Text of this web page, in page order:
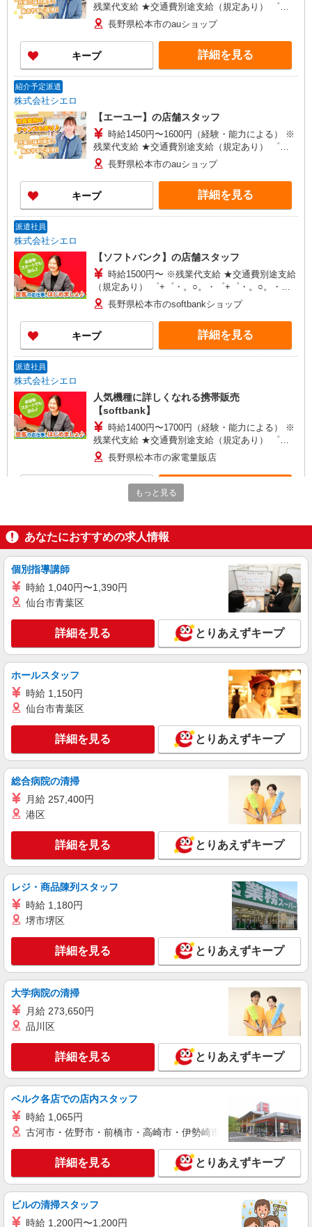
残業代支給 ★交通費別途支給（規定あり） ゜
+゜・。○。・゜+゜・。○。・゜+゜ 入社祝い金10
万円支給(規定有) お友達を紹介頂くと, インセンテ
ィブ支給(規定有) ★月2回払い・週払い可能（規程
有）★ ゜・。○。・゜+゜・。○。・゜+゜
長野県松本市のauショップ
キープ 詳細を見る
紹介予定派遣
株式会社シエロ
【エーユー】の店舗スタッフ
時給1450円〜1600円（経験・能力による） ※
残業代支給 ★交通費別途支給（規定あり） ゜
+゜・。○。・゜+゜・。○。・゜+゜ 入社祝い金10
万円支給(規定有) お友達を紹介頂くと, インセンテ
ィブ支給(規定有) ★月2回払い・週払い可能（規程
有）★ ゜・。○。・゜+゜・。○。・゜+゜
長野県松本市のauショップ
キープ 詳細を見る
派遣社員
株式会社シエロ
【ソフトバンク】の店舗スタッフ
時給1500円〜 ※残業代支給 ★交通費別途支給
（規定あり） ゜+゜・。○。・゜+゜・。○。・゜
+゜ 入社祝い金10万円支給(規定有) お友達を紹介
頂くと, インセンティブ支給(規定有) ★月2回払
い・週払い可能（規程有）★ ゜・。○。・゜
+゜・。○。・゜+゜
長野県松本市のsoftbankショップ
キープ 詳細を見る
派遣社員
株式会社シエロ
人気機種に詳しくなれる携帯販売
【softbank】
時給1400円〜1700円（経験・能力による） ※
残業代支給 ★交通費別途支給（規定あり） ゜
+゜・。○。・゜+゜・。○。・゜+゜ 入社祝い金10
万円支給(規定有) お友達を紹介頂くと, インセンテ
ィブ支給(規定有) ★月2回払い・週払い可能（規程
有）★ ゜・。○。・゜+゜・。○。・゜+゜
長野県松本市の家電量販店
株式会社シエロ
【softbank】人気機種に詳しくなれる携帯販
時給1500円〜 ※残業代支給 ★交通費別途支給
（規定あり） ゜+゜・。○。・゜+゜・。○。・゜
+゜ 入社祝い金10万円支給(規定有) お友達を紹介
頂くと, インセンティブ支給(規定有) ★月2回払
い・週払い可能（規程有）★ ゜・。○。・゜
+゜・。○。・゜+゜
長野県松本市のsoftbankショップ
キープ 詳細を見る
派遣社員
株式会社シエロ
月給259000円 ※残業手当別途支給 ※研修期間
6か月・時給1500円〜 ★交通費別途支給（規定あ
り） ゜+゜・。○。・゜+゜・。○。・゜+゜ 入社
祝い金10万円支給(規定有) お友達を紹介頂くと, イ
ンセンティブ支給(規定有) ゜・。○。・゜+゜・。
長野県松本市の家電量販店
キープ 詳細を見る
紹介予定派遣
スマホ携帯販売【ワイモバイル】
時給1400円〜1700円（経験・能力による） ※
残業代支給 ★交通費別途支給（規定あり） ゜
+゜・。○。・゜+゜・。○。・゜+゜ 入社祝い金10
有）★ ゜・。○。・゜+゜・。○。・゜+゜
長野県松本市の家電量販店
詳細を見る
紹介予定派遣
株式会社シエロ
人気機種に詳しくなれる携帯販売【楽天モバイ
時給1700円〜1800円（経験・能力による） ※
残業代支給 ★交通費別途支給（規定あり） ゜
+゜・。○。・゜+゜・。○。・゜+゜ 入社祝い金10
万円支給(規定有) お友達を紹介頂くと, インセンテ
ィブ支給(規定有) ★月2回払い・週払い可能（規程
有）★ ゜・。○。・゜+゜・。○。・゜+゜
長野県松本市の家電量販店
キープ 詳細を見る
紹介予定派遣
株式会社シエロ
【楽天モバイル】人気機種に詳しくなれる携帯
販売
時給1500円〜 ※残業代支給 ★交通費別途支給
（規定あり） ゜+゜・。○。・゜+゜・。○。・゜
+゜ 入社祝い金10万円支給(規定有) お友達を紹介
頂くと, インセンティブ支給(規定有) ★月2回払
い・週払い可能（規程有）★ ゜・。○。・゜
長野県松本市の楽天モバイルショップ
もっと見る
あなたにおすすめの求人情報
個別指導講師
時給 1,040円〜1,390円
仙台市青葉区
詳細を見る とりあえずキープ
ホールスタッフ
時給 1,150円
仙台市青葉区
詳細を見る とりあえずキープ
総合病院の清掃
月給 257,400円
港区
詳細を見る とりあえずキープ
レジ・商品陳列スタッフ
時給 1,180円
堺市堺区
詳細を見る とりあえずキープ
大学病院の清掃
月給 273,650円
品川区
詳細を見る とりあえずキープ
ベルク各店での店内スタッフ
時給 1,065円
古河市・佐野市・前橋市・高崎市・伊勢崎市・太田市・館林市
詳細を見る とりあえずキープ
ビルの清掃スタッフ
時給 1,200円〜1,200円